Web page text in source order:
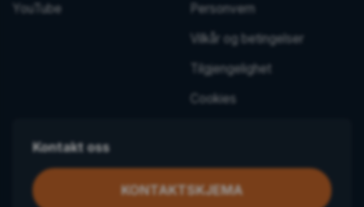
YouTube
Personvern
Vilkår og betingelser
Tilgjengelighet
Cookies
Kontakt oss
KONTAKTSKJEMA